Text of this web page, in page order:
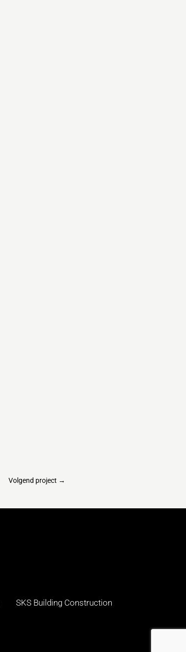
Volgend project →
SKS Building Construction